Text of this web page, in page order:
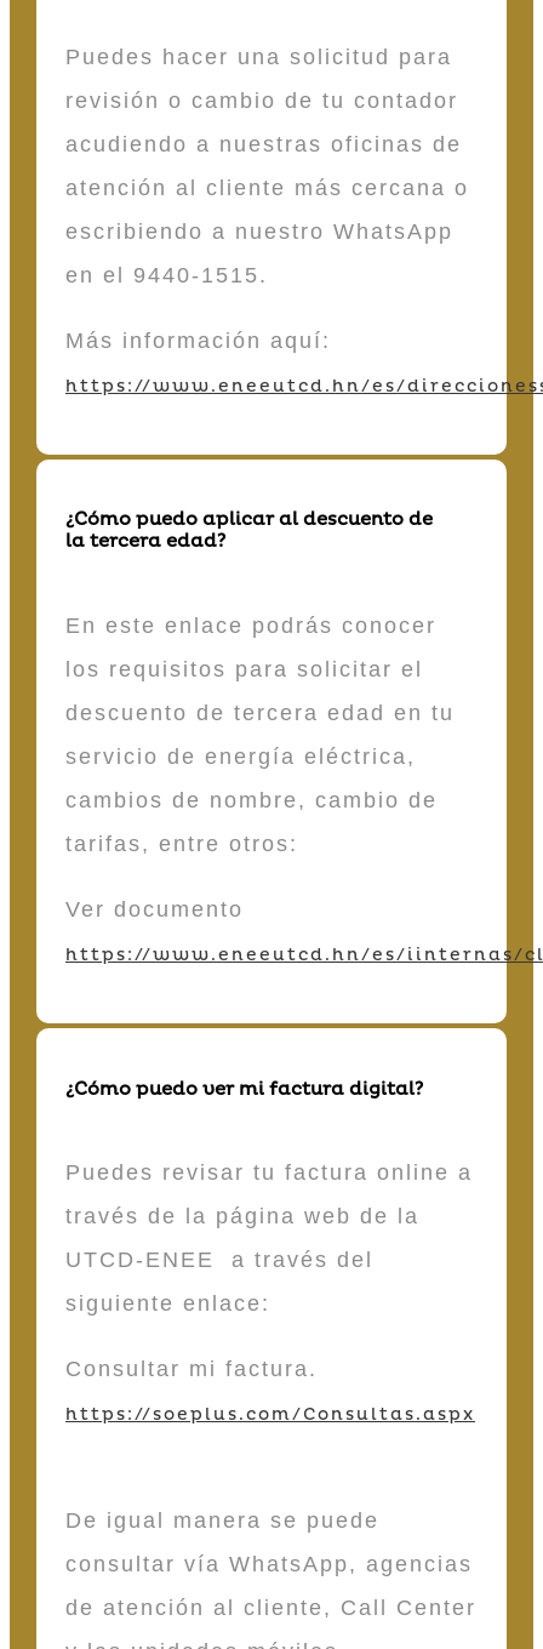
Puedes hacer una solicitud para
revisión o cambio de tu contador
acudiendo a nuestras oficinas de
atención al cliente más cercana o
escribiendo a nuestro WhatsApp
en el 9440-1515.
Más información aquí:
https://www.eneeutcd.hn/es/
¿Cómo puedo aplicar al descuento de
la tercera edad?
En este enlace podrás conocer
los requisitos para solicitar el
descuento de tercera edad en tu
servicio de energía eléctrica,
cambios de nombre, cambio de
tarifas, entre otros:
Ver documento
https://www.eneeutcd.hn/es/iinternas/
¿Cómo puedo ver mi factura digital?
Puedes revisar tu factura online a
través de la página web de la
UTCD-ENEE a través del
siguiente enlace:
Consultar mi factura.
https://soeplus.com/Consultas.aspx
De igual manera se puede
consultar vía WhatsApp, agencias
de atención al cliente, Call Center